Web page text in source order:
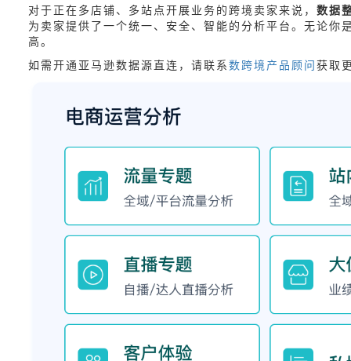
对于正在多店铺、多站点开展业务的跨境卖家来说， 数据
为卖家提供了一个统一、安全、智能的分析平台。无论
高。
如需开通亚马逊数据源直连，请联系数跨境产品顾问获取